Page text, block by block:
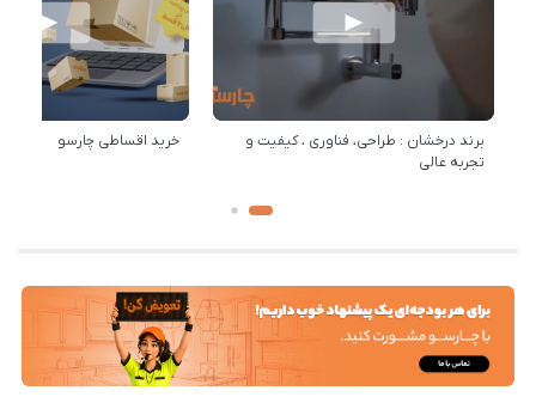
برند درخشان : طراحی، فناوری ، کیفیت و
تجربه عالی
خرید اقساطی چارسو